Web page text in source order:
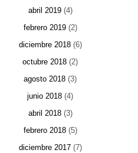
abril 2019(4)
febrero 2019(2)
diciembre 2018(6)
octubre 2018 (2)
agosto 2018 (3)
junio 2018 (4)
abril 2018(3)
febrero 2018(5)
diciembre 2017(7)